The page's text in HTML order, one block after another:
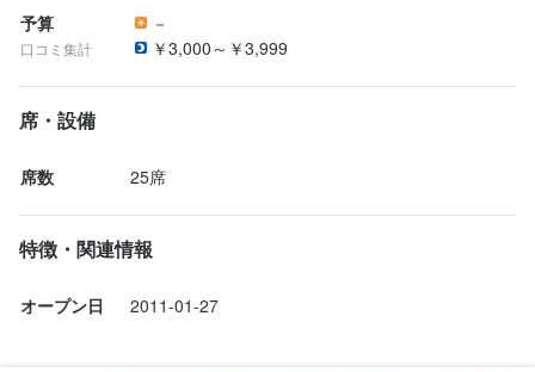
予算
口コミ集計
－
￥3,000～￥3,999
席・設備
席数 25席
特徴・関連情報
オープン日 2011-01-27